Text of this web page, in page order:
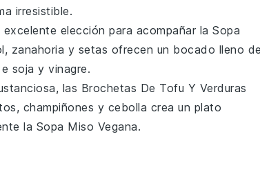
irresistible.
excelente elección para acompañar la Sopa
, zanahoria y setas ofrecen un bocado lleno
soja y vinagre.
las Brochetas De Tofu Y Verduras
, champiñones y cebolla crea un plato
la Sopa Miso Vegana.